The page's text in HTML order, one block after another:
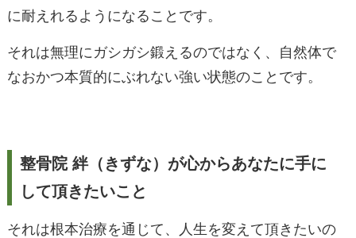
に耐えれるようになることです。
それは無理にガシガシ鍛えるのではなく、自然体で
なおかつ本質的にぶれない強い状態のことです。
整骨院 絆（きずな）が心からあなたに手に
して頂きたいこと
それは根本治療を通じて、人生を変えて頂きたいの